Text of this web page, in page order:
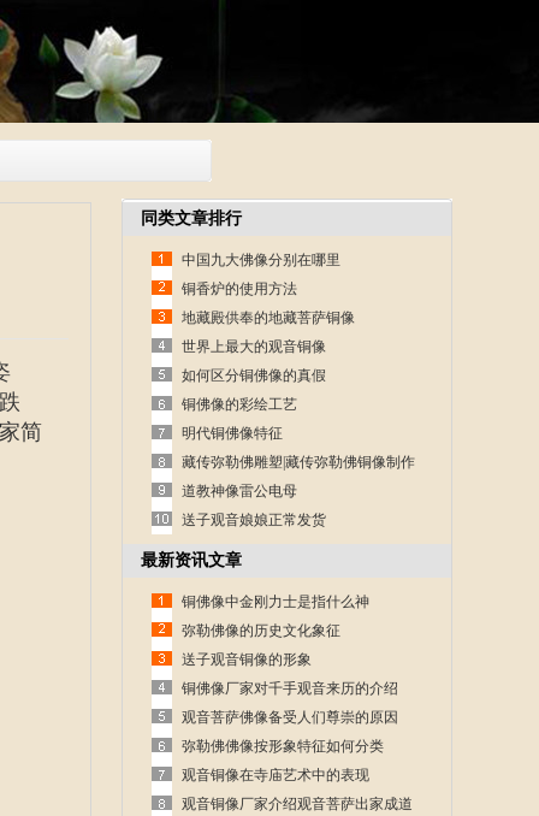
简
同类文章排行
中国九大佛像分别在哪里
铜香炉的使用方法
地藏殿供奉的地藏菩萨铜像
世界上最大的观音铜像
如何区分铜佛像的真假
铜佛像的彩绘工艺
明代铜佛像特征
藏传弥勒佛雕塑|藏传弥勒佛铜像制作
道教神像雷公电母
送子观音娘娘正常发货
最新资讯文章
铜佛像中金刚力士是指什么神
弥勒佛像的历史文化象征
送子观音铜像的形象
铜佛像厂家对千手观音来历的介绍
观音菩萨佛像备受人们尊崇的原因
弥勒佛佛像按形象特征如何分类
观音铜像在寺庙艺术中的表现
观音铜像厂家介绍观音菩萨出家成道